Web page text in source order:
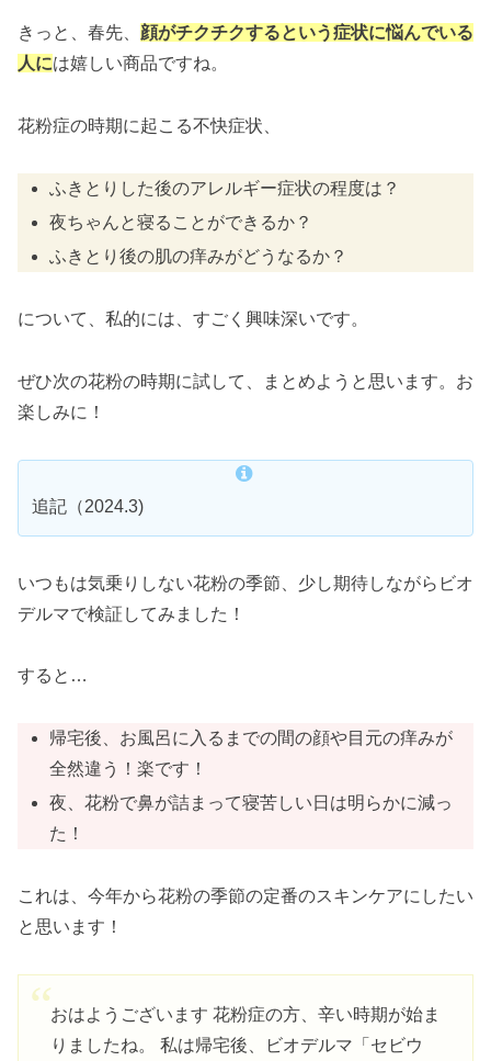
きっと、春先、 顔がチクチクするという症状に悩んでいる
人には嬉しい商品ですね。
花粉症の時期に起こる不快症状、
ふきとりした後のアレルギー症状の程度は？
夜ちゃんと寝ることができるか？
ふきとり後の肌の痒みがどうなるか？
について、私的には、すごく興味深いです。
ぜひ次の花粉の時期に試して、まとめようと思います。お
楽しみに！
追記（2024.3)
いつもは気乗りしない花粉の季節、少し期待しながらビオ
デルマで検証してみました！
すると…
帰宅後、お風呂に入るまでの間の顔や目元の痒みが
全然違う！楽です！
夜、花粉で鼻が詰まって寝苦しい日は明らかに減っ
た！
これは、今年から花粉の季節の定番のスキンケアにしたい
と思います！
おはようございます 花粉症の方、辛い時期が始ま
りましたね。 私は帰宅後、ビオデルマ「セビウ